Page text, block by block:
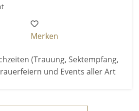
Merken
(Trauung, Sektempfang,
und Events aller Art